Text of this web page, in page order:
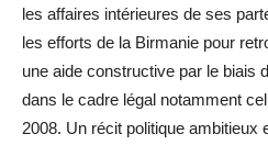
les affaires intérieures de ses
les efforts de la Birmanie pour
une aide constructive par le biais
dans le cadre légal notamment
2008. Un récit politique ambitieux